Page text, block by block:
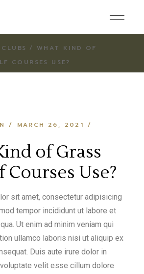
WHAT KIND OF
COURSES USE?
MARCH 26, 2021
of Grass
Courses Use?
sit amet, consectetur adipisicing
tempor incididunt ut labore et
Ut enim ad minim veniam qui
ullamco laboris nisi ut aliquip ex
Duis aute irure dolor in
velit esse cillum dolore